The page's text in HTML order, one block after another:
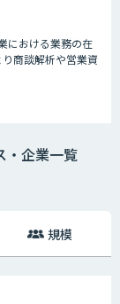
における業務の在
商談解析や営業資
など、CS部門の効
・企業一覧
規模